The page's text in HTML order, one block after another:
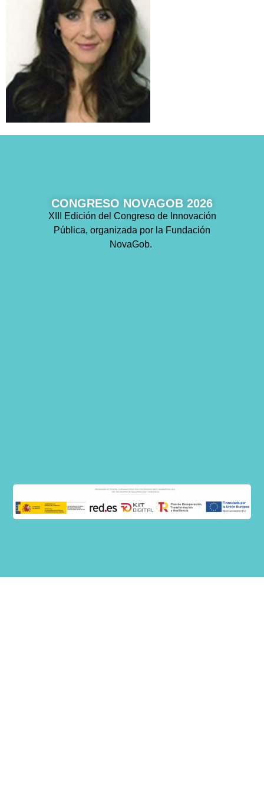
CONGRESO NOVAGOB 2026
XIII Edición del Congreso de Innovación
Pública, organizada por la Fundación
NovaGob.